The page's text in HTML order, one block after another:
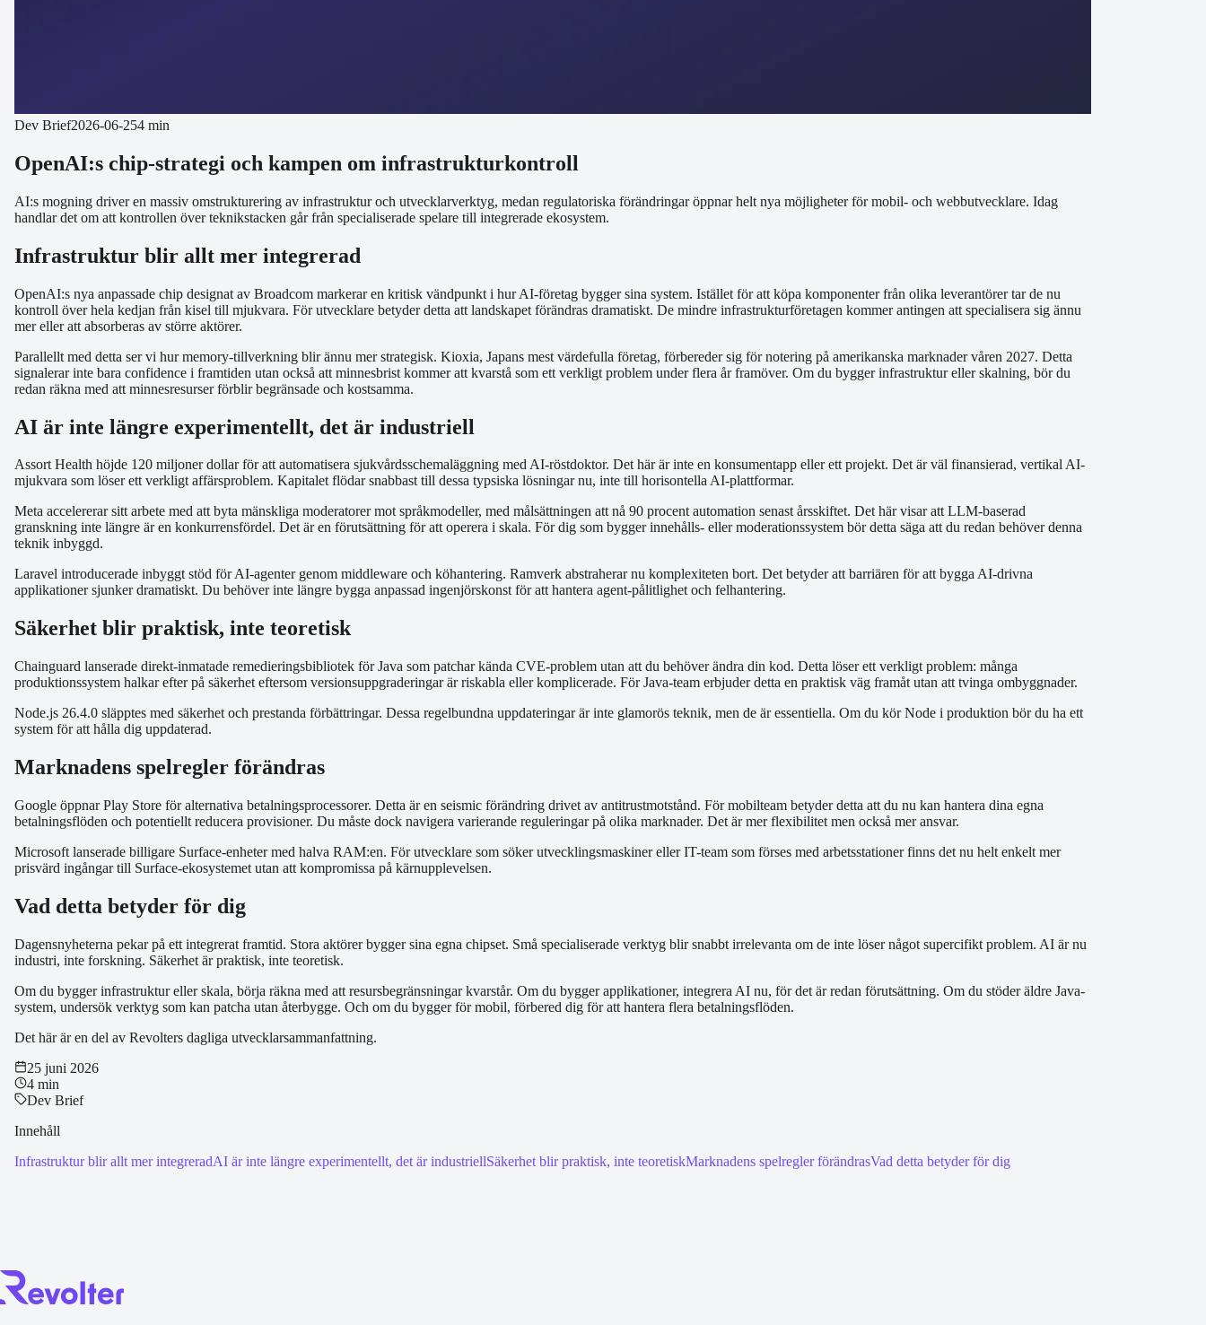
Dev Brief2026-06-254 min
OpenAI:s chip-strategi och kampen om infrastrukturkontroll
AI:s mogning driver en massiv omstrukturering av infrastruktur och utvecklarverktyg, medan regulatoriska förändringar öppnar helt nya möjligheter för mobil- och webbutvecklare. Idag
handlar det om att kontrollen över teknikstacken går från specialiserade spelare till integrerade ekosystem.
Infrastruktur blir allt mer integrerad
OpenAI:s nya anpassade chip designat av Broadcom markerar en kritisk vändpunkt i hur AI-företag bygger sina system. Istället för att köpa komponenter från olika leverantörer tar de nu
kontroll över hela kedjan från kisel till mjukvara. För utvecklare betyder detta att landskapet förändras dramatiskt. De mindre infrastrukturföretagen kommer antingen att specialisera sig ännu
mer eller att absorberas av större aktörer.
Parallellt med detta ser vi hur memory-tillverkning blir ännu mer strategisk. Kioxia, Japans mest värdefulla företag, förbereder sig för notering på amerikanska marknader våren 2027. Detta
signalerar inte bara confidence i framtiden utan också att minnesbrist kommer att kvarstå som ett verkligt problem under flera år framöver. Om du bygger infrastruktur eller skalning, bör du
redan räkna med att minnesresurser förblir begränsade och kostsamma.
AI är inte längre experimentellt, det är industriell
Assort Health höjde 120 miljoner dollar för att automatisera sjukvårdsschemaläggning med AI-röstdoktor. Det här är inte en konsumentapp eller ett projekt. Det är väl finansierad, vertikal AI-
mjukvara som löser ett verkligt affärsproblem. Kapitalet flödar snabbast till dessa typsiska lösningar nu, inte till horisontella AI-plattformar.
Meta accelererar sitt arbete med att byta mänskliga moderatorer mot språkmodeller, med målsättningen att nå 90 procent automation senast årsskiftet. Det här visar att LLM-baserad
granskning inte längre är en konkurrensfördel. Det är en förutsättning för att operera i skala. För dig som bygger innehålls- eller moderationssystem bör detta säga att du redan behöver denna
teknik inbyggd.
Laravel introducerade inbyggt stöd för AI-agenter genom middleware och köhantering. Ramverk abstraherar nu komplexiteten bort. Det betyder att barriären för att bygga AI-drivna
applikationer sjunker dramatiskt. Du behöver inte längre bygga anpassad ingenjörskonst för att hantera agent-pålitlighet och felhantering.
Säkerhet blir praktisk, inte teoretisk
Chainguard lanserade direkt-inmatade remedieringsbibliotek för Java som patchar kända CVE-problem utan att du behöver ändra din kod. Detta löser ett verkligt problem: många
produktionssystem halkar efter på säkerhet eftersom versionsuppgraderingar är riskabla eller komplicerade. För Java-team erbjuder detta en praktisk väg framåt utan att tvinga ombyggnader.
Node.js 26.4.0 släpptes med säkerhet och prestanda förbättringar. Dessa regelbundna uppdateringar är inte glamorös teknik, men de är essentiella. Om du kör Node i produktion bör du ha ett
system för att hålla dig uppdaterad.
Marknadens spelregler förändras
Google öppnar Play Store för alternativa betalningsprocessorer. Detta är en seismic förändring drivet av antitrustmotstånd. För mobilteam betyder detta att du nu kan hantera dina egna
betalningsflöden och potentiellt reducera provisioner. Du måste dock navigera varierande reguleringar på olika marknader. Det är mer flexibilitet men också mer ansvar.
Microsoft lanserade billigare Surface-enheter med halva RAM:en. För utvecklare som söker utvecklingsmaskiner eller IT-team som förses med arbetsstationer finns det nu helt enkelt mer
prisvärd ingångar till Surface-ekosystemet utan att kompromissa på kärnupplevelsen.
Vad detta betyder för dig
Dagensnyheterna pekar på ett integrerat framtid. Stora aktörer bygger sina egna chipset. Små specialiserade verktyg blir snabbt irrelevanta om de inte löser något supercifikt problem. AI är nu
industri, inte forskning. Säkerhet är praktisk, inte teoretisk.
Om du bygger infrastruktur eller skala, börja räkna med att resursbegränsningar kvarstår. Om du bygger applikationer, integrera AI nu, för det är redan förutsättning. Om du stöder äldre Java-
system, undersök verktyg som kan patcha utan återbygge. Och om du bygger för mobil, förbered dig för att hantera flera betalningsflöden.
Det här är en del av Revolters dagliga utvecklarsammanfattning.
25 juni 2026
4 min
Dev Brief
Innehåll
Infrastruktur blir allt mer integreradAI är inte längre experimentellt, det är industriellSäkerhet blir praktisk, inte teoretiskMarknadens spelregler förändrasVad detta betyder för dig